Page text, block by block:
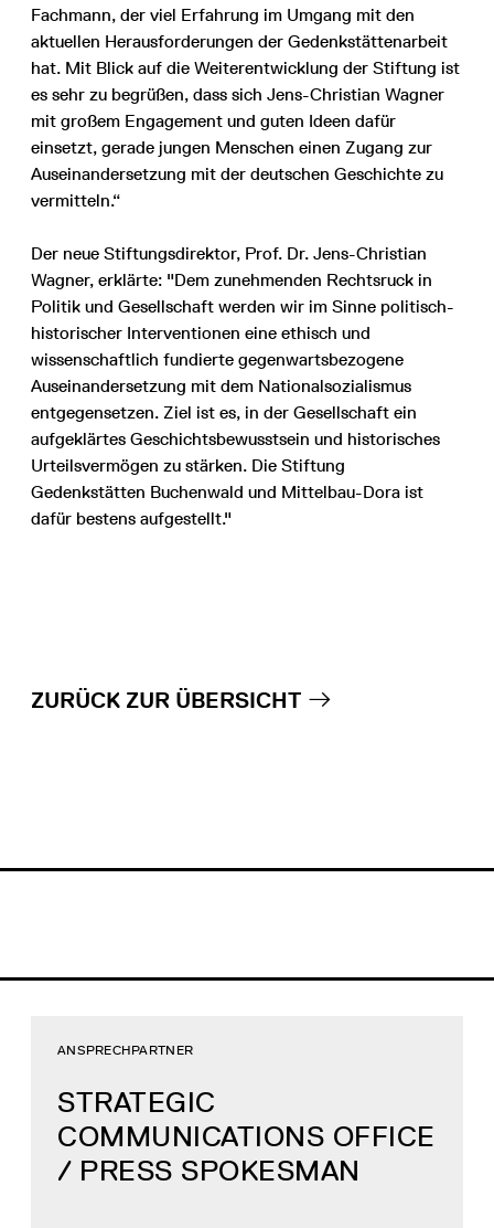
Fachmann, der viel Erfahrung im Umgang mit den
aktuellen Herausforderungen der Gedenkstättenarbeit
hat. Mit Blick auf die Weiterentwicklung der Stiftung ist
es sehr zu begrüßen, dass sich Jens-Christian Wagner
mit großem Engagement und guten Ideen dafür
einsetzt, gerade jungen Menschen einen Zugang zur
Auseinandersetzung mit der deutschen Geschichte zu
vermitteln.“
Der neue Stiftungsdirektor, Prof. Dr. Jens-Christian
Wagner, erklärte: "Dem zunehmenden Rechtsruck in
Politik und Gesellschaft werden wir im Sinne politisch-
historischer Interventionen eine ethisch und
wissenschaftlich fundierte gegenwartsbezogene
Auseinandersetzung mit dem Nationalsozialismus
entgegensetzen. Ziel ist es, in der Gesellschaft ein
aufgeklärtes Geschichtsbewusstsein und historisches
Urteilsvermögen zu stärken. Die Stiftung
Gedenkstätten Buchenwald und Mittelbau-Dora ist
dafür bestens aufgestellt."
ZURÜCK ZUR ÜBERSICHT
STRATEGIC
COMMUNICATIONS OFFICE
/ PRESS SPOKESMAN
ANSPRECHPARTNER